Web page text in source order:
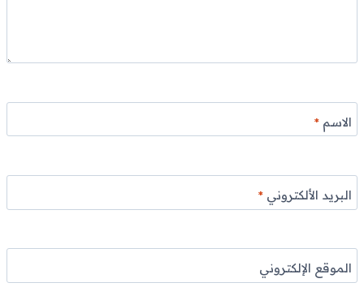
الاسم*
البريد الألكتروني*
الموقع الإلكتروني